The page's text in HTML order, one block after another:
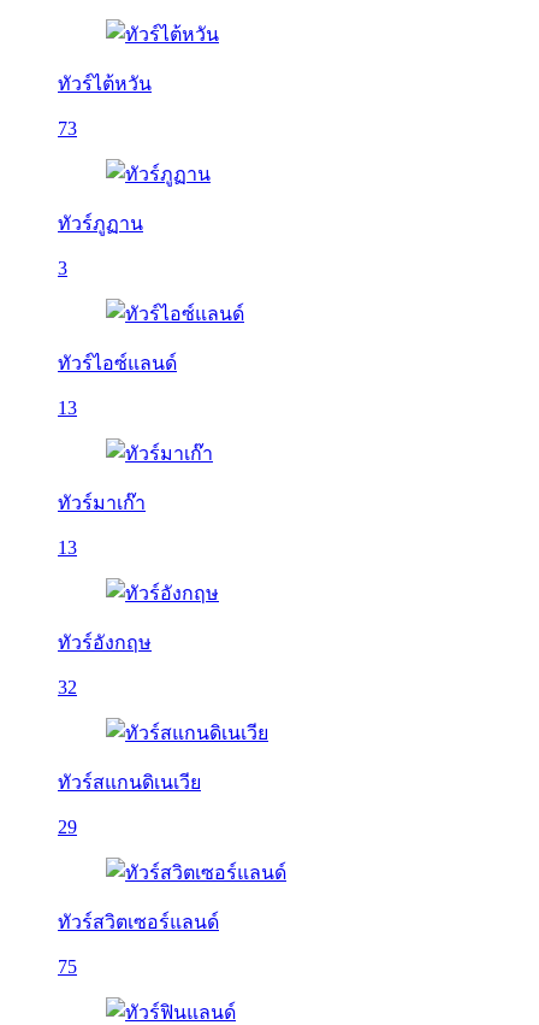
ทัวร์ไต้หวัน
73
ทัวร์ภูฏาน
3
ทัวร์ไอซ์แลนด์
13
ทัวร์มาเก๊า
13
ทัวร์อังกฤษ
32
ทัวร์สแกนดิเนเวีย
29
ทัวร์สวิตเซอร์แลนด์
75